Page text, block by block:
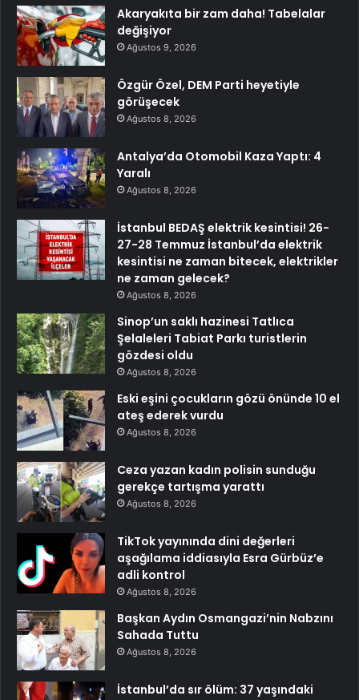
Akaryakıta bir zam daha! Tabelalar
değişiyor
Ağustos 9, 2026
Özgür Özel, DEM Parti heyetiyle
görüşecek
Ağustos 8, 2026
Antalya’da Otomobil Kaza Yaptı: 4
Yaralı
Ağustos 8, 2026
İstanbul BEDAŞ elektrik kesintisi! 26-
27-28 Temmuz İstanbul’da elektrik
kesintisi ne zaman bitecek, elektrikler
ne zaman gelecek?
Ağustos 8, 2026
Sinop’un saklı hazinesi Tatlıca
Şelaleleri Tabiat Parkı turistlerin
gözdesi oldu
Ağustos 8, 2026
Eski eşini çocukların gözü önünde 10 el
ateş ederek vurdu
Ağustos 8, 2026
Ceza yazan kadın polisin sunduğu
gerekçe tartışma yarattı
Ağustos 8, 2026
TikTok yayınında dini değerleri
aşağılama iddiasıyla Esra Gürbüz’e
adli kontrol
Ağustos 8, 2026
Başkan Aydın Osmangazi’nin Nabzını
Sahada Tuttu
Ağustos 8, 2026
İstanbul’da sır ölüm: 37 yaşındaki